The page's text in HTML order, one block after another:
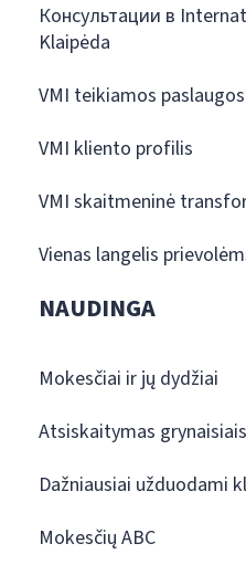
Консультации в
Klaipėda
VMI teikiamos paslaugos
VMI kliento profilis
VMI skaitmeninė
Vienas langelis
NAUDINGA
Mokesčiai ir jų dydžiai
Atsiskaitymas
Dažniausiai užduodami
Mokesčių ABC